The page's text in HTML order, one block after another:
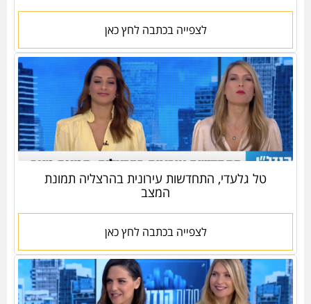
לצפייה בכתבה לחץ כאן
טל גלעדי, התחדשות עירונית בהרצליה תמונת
המצב
לצפייה בכתבה לחץ כאן